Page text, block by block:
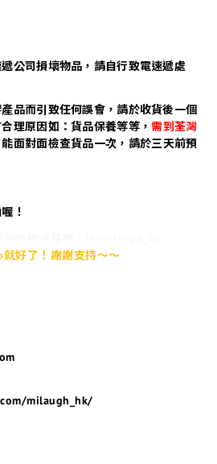
公司損壞物品，請自行致電速遞處
品而引致任何誤會，請於收貨後一個
理原因如：貨品保養等等，需到荃灣
能面對面檢查貨品一次，請於三天前預
！
好了！謝謝支持～～
milaugh_hk/